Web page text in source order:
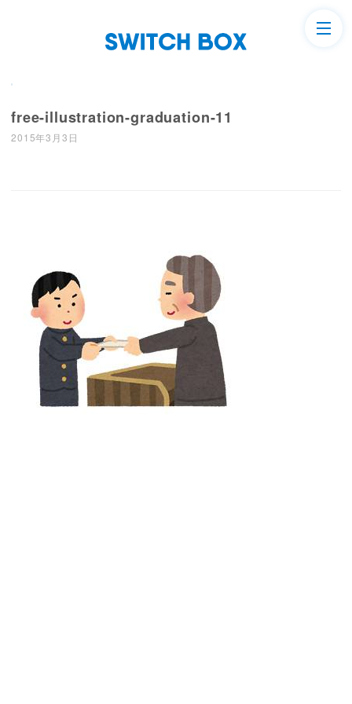
free-illustration-graduation-11
2015年3月3日